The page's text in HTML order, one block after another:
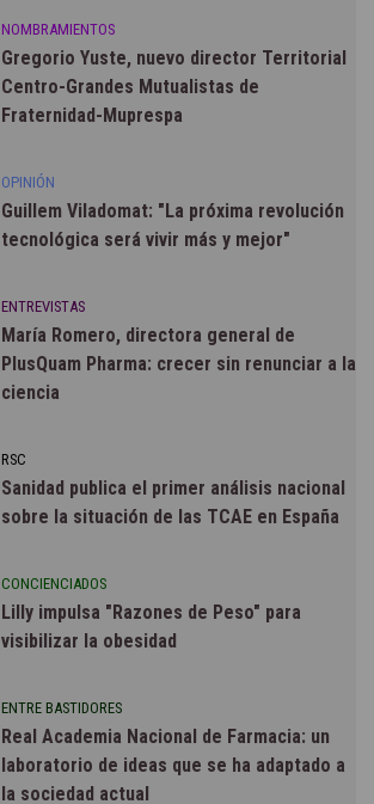
NOMBRAMIENTOS
Gregorio Yuste, nuevo director Territorial
Centro-Grandes Mutualistas de
Fraternidad-Muprespa
OPINIÓN
Guillem Viladomat: "La próxima revolución
tecnológica será vivir más y mejor"
ENTREVISTAS
María Romero, directora general de
PlusQuam Pharma: crecer sin renunciar a la
ciencia
RSC
Sanidad publica el primer análisis nacional
sobre la situación de las TCAE en España
CONCIENCIADOS
Lilly impulsa "Razones de Peso" para
visibilizar la obesidad
ENTRE BASTIDORES
Real Academia Nacional de Farmacia: un
laboratorio de ideas que se ha adaptado a
la sociedad actual